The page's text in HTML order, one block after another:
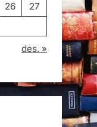
26
27
des. »